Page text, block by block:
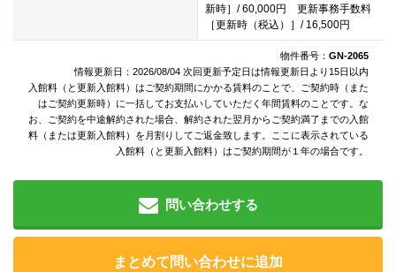
新時］/ 60,000円 更新事務手数料
［更新時（税込）］/ 16,500円
物件番号： GN-2065
情報更新日：2026/08/04 次回更新予定日は情報更新日より15日以内
入館料（と更新入館料）はご契約期間にかかる賃料のことで、ご契約時（また
はご契約更新時）に一括してお支払いしていただく年間賃料のことです。な
お、ご契約を中途解約された場合、解約された翌月からご契約満了までの入館
料（または更新入館料）を月割りしてご返金致します。ここに表示されている
入館料（と更新入館料）はご契約期間が１年の場合です。
問い合わせする
まとめて問い合わせに追加